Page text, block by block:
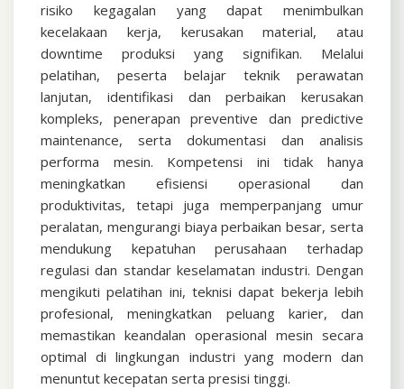
risiko kegagalan yang dapat menimbulkan
kecelakaan kerja, kerusakan material, atau
downtime produksi yang signifikan. Melalui
pelatihan, peserta belajar teknik perawatan
lanjutan, identifikasi dan perbaikan kerusakan
kompleks, penerapan preventive dan predictive
maintenance, serta dokumentasi dan analisis
performa mesin. Kompetensi ini tidak hanya
meningkatkan efisiensi operasional dan
produktivitas, tetapi juga memperpanjang umur
peralatan, mengurangi biaya perbaikan besar, serta
mendukung kepatuhan perusahaan terhadap
regulasi dan standar keselamatan industri. Dengan
mengikuti pelatihan ini, teknisi dapat bekerja lebih
profesional, meningkatkan peluang karier, dan
memastikan keandalan operasional mesin secara
optimal di lingkungan industri yang modern dan
menuntut kecepatan serta presisi tinggi.